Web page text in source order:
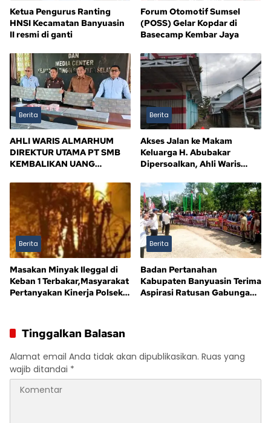
Ketua Pengurus Ranting
HNSI Kecamatan Banyuasin
II resmi di ganti
Forum Otomotif Sumsel
(POSS) Gelar Kopdar di
Basecamp Kembar Jaya
Berita
AHLI WARIS ALMARHUM
DIREKTUR UTAMA PT SMB
KEMBALIKAN UANG
MILIAR, SISA Rp116,7 MILIAR
Berita
Akses Jalan ke Makam
Keluarga H. Abubakar
Dipersoalkan, Ahli Waris
Berita
Masakan Minyak Ileggal di
Keban 1 Terbakar,Masyarakat
Pertanyakan Kinerja Polsek
Berita
Badan Pertanahan
Kabupaten Banyuasin Terima
Aspirasi Ratusan Gabungan
Tinggalkan Balasan
Alamat email Anda tidak akan dipublikasikan. Ruas yang
wajib ditandai *